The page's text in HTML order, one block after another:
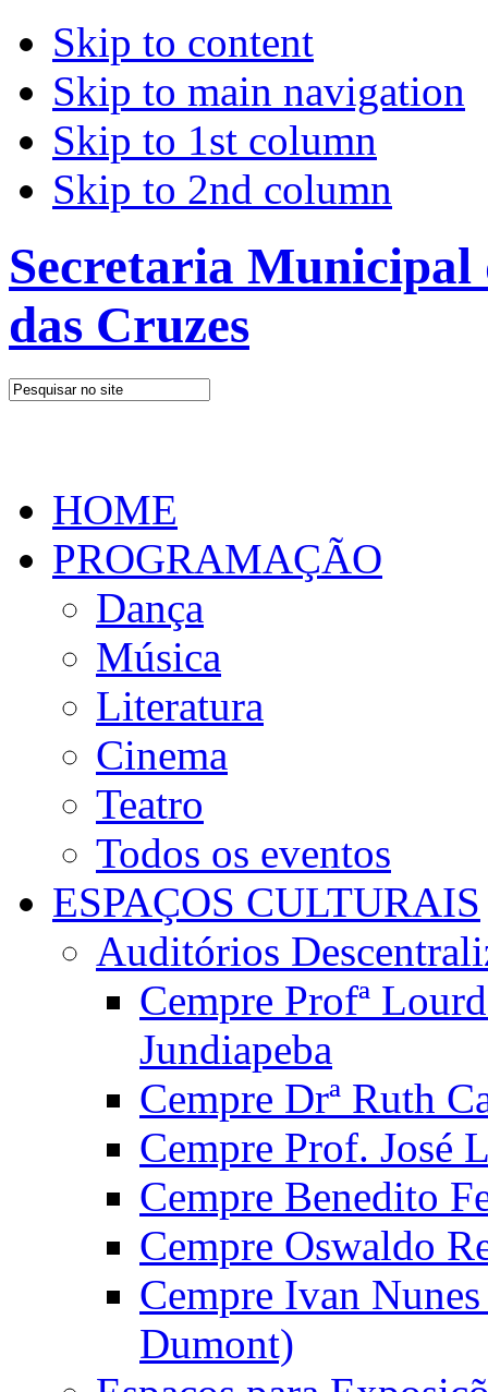
Skip to content
Skip to main navigation
Skip to 1st column
Skip to 2nd column
Secretaria
das Cruzes
HOME
PROGRAMAÇÃO
Dança
Música
Literatura
Cinema
Teatro
Todos os eventos
ESPAÇOS CULTURAIS
Auditórios
Cempre Profª
Jundiapeba
Cempre Drª Ruth
Cempre Prof. José
Cempre Benedito
Cempre Oswaldo
Cempre Ivan
Dumont)